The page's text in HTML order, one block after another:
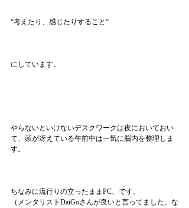
“考えたり、感じたりすること“
にしています。
やらないといけないデスクワークは夜においておい
て、頭が冴えている午前中は一気に脳内を整理しま
す。
ちなみに流行りの立ったままPC、です。
（メンタリストDaiGoさんが良いと言ってました。な